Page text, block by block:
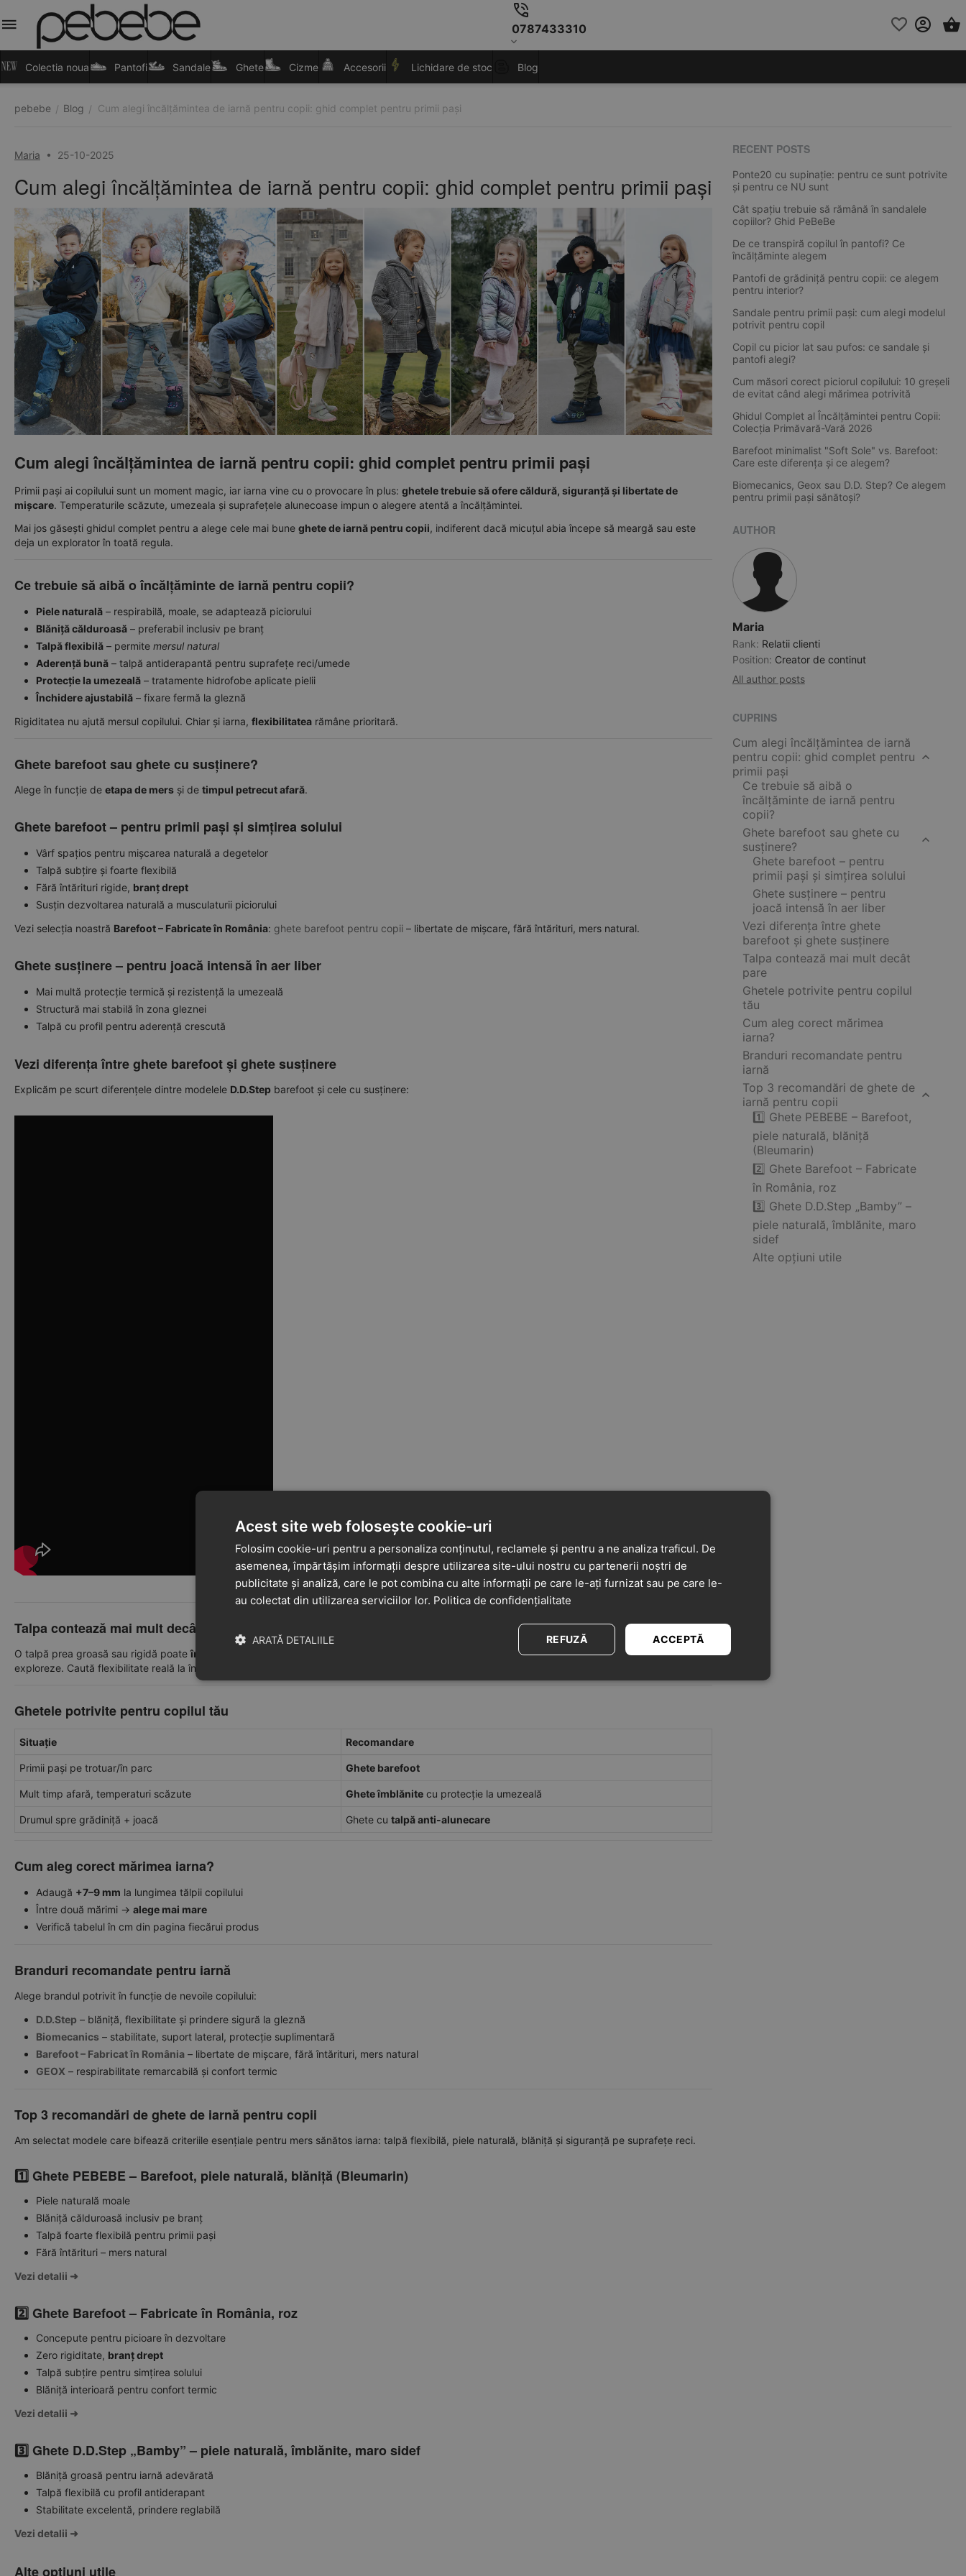
0787433310
Colectia noua Pantofi Sandale Ghete Cizme Accesorii Lichidare de stoc Blog
pebebe / Blog / Cum alegi încălțămintea de iarnă pentru copii: ghid complet pentru primii pași
Maria • 25-10-2025
Cum alegi încălțămintea de iarnă pentru copii: ghid complet pentru primii pași
Cum alegi încălțămintea de iarnă pentru copii: ghid complet pentru primii pași
Primii pași ai copilului sunt un moment magic, iar iarna vine cu o provocare în plus: ghetele trebuie să ofere căldură, siguranță și libertate de
mișcare. Temperaturile scăzute, umezeala și suprafețele alunecoase impun o alegere atentă a încălțămintei.
Mai jos găsești ghidul complet pentru a alege cele mai bune ghete de iarnă pentru copii, indiferent dacă micuțul abia începe să meargă sau este
deja un explorator în toată regula.
Ce trebuie să aibă o încălțăminte de iarnă pentru copii?
Piele naturală – respirabilă, moale, se adaptează piciorului
Blăniță călduroasă – preferabil inclusiv pe branț
Talpă flexibilă – permite mersul natural
Aderență bună – talpă antiderapantă pentru suprafețe reci/umede
Protecție la umezeală – tratamente hidrofobe aplicate pielii
Închidere ajustabilă – fixare fermă la gleznă
Rigiditatea nu ajută mersul copilului. Chiar și iarna, flexibilitatea rămâne prioritară.
Ghete barefoot sau ghete cu susținere?
Alege în funcție de etapa de mers și de timpul petrecut afară.
Ghete barefoot – pentru primii pași și simțirea solului
Vârf spațios pentru mișcarea naturală a degetelor
Talpă subțire și foarte flexibilă
Fără întărituri rigide, branț drept
Susțin dezvoltarea naturală a musculaturii piciorului
Vezi selecția noastră Barefoot – Fabricate în România: ghete barefoot pentru copii – libertate de mișcare, fără întărituri, mers natural.
Ghete susținere – pentru joacă intensă în aer liber
Mai multă protecție termică și rezistență la umezeală
Structură mai stabilă în zona gleznei
Talpă cu profil pentru aderență crescută
Vezi diferența între ghete barefoot și ghete susținere
Explicăm pe scurt diferențele dintre modelele D.D.Step barefoot și cele cu susținere:
Talpa contează mai mult decât pare
O talpă prea groasă sau rigidă poateîngrădi mersul natural
. Iarna nu înseamnă automat încălțăminte dură: copiii trebuie să se simtă liberi să
exploreze. Caută flexibilitate reală la îndoire și răsucire ușoară.
Ghetele potrivite pentru copilul tău
Situație Recomandare
Primii pași pe trotuar/în parc Ghete barefoot
Mult timp afară, temperaturi scăzute Ghete îmblănite cu protecție la umezeală
Drumul spre grădiniță + joacă Ghete cu talpă anti-alunecare
Cum aleg corect mărimea iarna?
Adaugă +7–9 mm la lungimea tălpii copilului
Între două mărimi → alege mai mare
Verifică tabelul în cm din pagina fiecărui produs
Branduri recomandate pentru iarnă
Alege brandul potrivit în funcție de nevoile copilului:
D.D.Step – blăniță, flexibilitate și prindere sigură la gleznă
Biomecanics – stabilitate, suport lateral, protecție suplimentară
Barefoot – Fabricat în România – libertate de mișcare, fără întărituri, mers natural
GEOX – respirabilitate remarcabilă și confort termic
Top 3 recomandări de ghete de iarnă pentru copii
Am selectat modele care bifează criteriile esențiale pentru mers sănătos iarna: talpă flexibilă, piele naturală, blăniță și siguranță pe suprafețe reci.
1️⃣ Ghete PEBEBE – Barefoot, piele naturală, blăniță (Bleumarin)
Piele naturală moale
Blăniță călduroasă inclusiv pe branț
Talpă foarte flexibilă pentru primii pași
Fără întărituri – mers natural
Vezi detalii ➜
2️⃣ Ghete Barefoot – Fabricate în România, roz
Concepute pentru picioare în dezvoltare
Zero rigiditate, branț drept
Talpă subțire pentru simțirea solului
Blăniță interioară pentru confort termic
Vezi detalii ➜
3️⃣ Ghete D.D.Step „Bamby” – piele naturală, îmblănite, maro sidef
Blăniță groasă pentru iarnă adevărată
Talpă flexibilă cu profil antiderapant
Stabilitate excelentă, prindere reglabilă
Vezi detalii ➜
Alte opțiuni utile
RECENT POSTS
Ponte20 cu supinație: pentru ce sunt potrivite
și pentru ce NU sunt
Cât spațiu trebuie să rămână în sandalele
copiilor? Ghid PeBeBe
De ce transpiră copilul în pantofi? Ce
încălțăminte alegem
Pantofi de grădiniță pentru copii: ce alegem
pentru interior?
Sandale pentru primii pași: cum alegi modelul
potrivit pentru copil
Copil cu picior lat sau pufos: ce sandale și
pantofi alegi?
Cum măsori corect piciorul copilului: 10 greșeli
de evitat când alegi mărimea potrivită
Ghidul Complet al Încălțămintei pentru Copii:
Colecția Primăvară-Vară 2026
Barefoot minimalist "Soft Sole" vs. Barefoot:
Care este diferența și ce alegem?
Biomecanics, Geox sau D.D. Step? Ce alegem
pentru primii pași sănătoși?
AUTHOR
Maria
Rank: Relatii clienti
Position: Creator de continut
All author posts
CUPRINS
Cum alegi încălțămintea de iarnă
pentru copii: ghid complet pentru
primii pași
Ce trebuie să aibă o
încălțăminte de iarnă pentru
copii?
Ghete barefoot sau ghete cu
susținere?
Ghete barefoot – pentru
primii pași și simțirea solului
Ghete susținere – pentru
joacă intensă în aer liber
Vezi diferența între ghete
barefoot și ghete susținere
Talpa contează mai mult decât
pare
Ghetele potrivite pentru copilul
tău
Cum aleg corect mărimea
iarna?
Branduri recomandate pentru
iarnă
Top 3 recomandări de ghete de
iarnă pentru copii
1️⃣ Ghete PEBEBE – Barefoot,
piele naturală, blăniță
(Bleumarin)
2️⃣ Ghete Barefoot – Fabricate
în România, roz
3️⃣ Ghete D.D.Step „Bamby” –
piele naturală, îmblănite, maro
sidef
Alte opțiuni utile
Acest site web folosește cookie-uri
Folosim cookie-uri pentru a personaliza conținutul, reclamele și pentru a ne analiza traficul. De
asemenea, împărtășim informații despre utilizarea site-ului nostru cu partenerii noștri de
publicitate și analiză, care le pot combina cu alte informații pe care le-ați furnizat sau pe care le-
au colectat din utilizarea serviciilor lor. Politica de confidențialitate
ACCEPTĂ
REFUZĂ
ARATĂ DETALIILE